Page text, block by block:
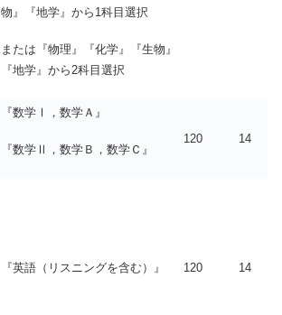
物』『地学』から1科目選択
または『物理』『化学』『生物』
『地学』から2科目選択
『数学Ⅰ，数学Ａ』
『数学Ⅱ，数学Ｂ，数学Ｃ』
120 14
『英語（リスニングを含む）』 120 14